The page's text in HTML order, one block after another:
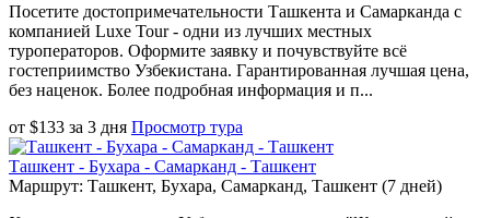
Посетите достопримечательности Ташкента и Самарканда с
компанией Luxe Tour - одни из лучших местных
туроператоров. Оформите заявку и почувствуйте всё
гостеприимство Узбекистана. Гарантированная лучшая цена,
без наценок. Более подробная информация и п...
от $133 за 3 дня Просмотр тура
Ташкент - Бухара - Самарканд - Ташкент
Маршрут: Ташкент, Бухара, Самарканд, Ташкент (7 дней)